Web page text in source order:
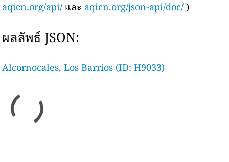
aqicn.org/api/ และ aqicn.org/json-api/doc/ )
ผลลัพธ์ JSON:
Alcornocales, Los Barrios (ID: H9033)